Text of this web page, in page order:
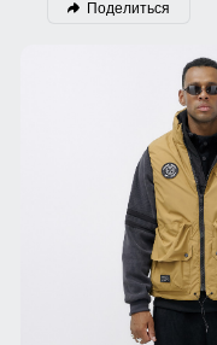
Поделиться